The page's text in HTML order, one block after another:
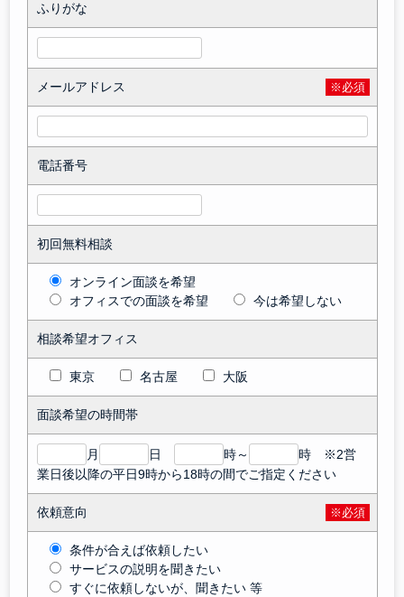
ふりがな
メールアドレス ※必須
電話番号
初回無料相談
オンライン面談を希望
オフィスでの面談を希望
今は希望しない
相談希望オフィス
東京 名古屋 大阪
面談希望の時間帯
月 日 時～
時 ※2営
業日後以降の平日9時から18時の間でご指定ください
依頼意向 ※必須
条件が合えば依頼したい
サービスの説明を聞きたい
すぐに依頼しないが、聞きたい 等